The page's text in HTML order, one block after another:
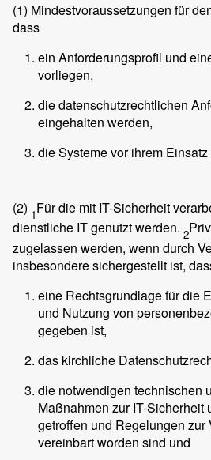
(1) Mindestvoraussetzungen für
dass
ein Anforderungsprofil und
vorliegen,
die datenschutzrechtlichen
eingehalten werden,
die Systeme vor ihrem
(2) 1Für die mit IT-Sicherheit
dienstliche IT genutzt werden. 2
zugelassen werden, wenn durch
insbesondere sichergestellt ist,
eine Rechtsgrundlage für die
und Nutzung von
gegeben ist,
das kirchliche
die notwendigen technischen
Maßnahmen zur IT-Sicherheit
getroffen und Regelungen zur
vereinbart worden sind und